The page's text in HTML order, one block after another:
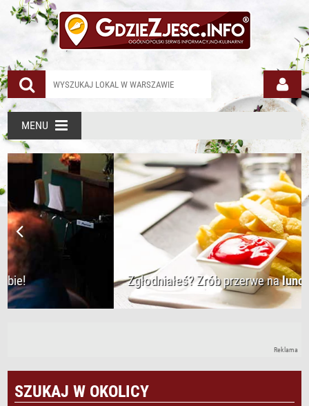
MENU
Zgłodniałeś? Zrób przerwe nalunch!
Reklama
SZUKAJ W OKOLICY